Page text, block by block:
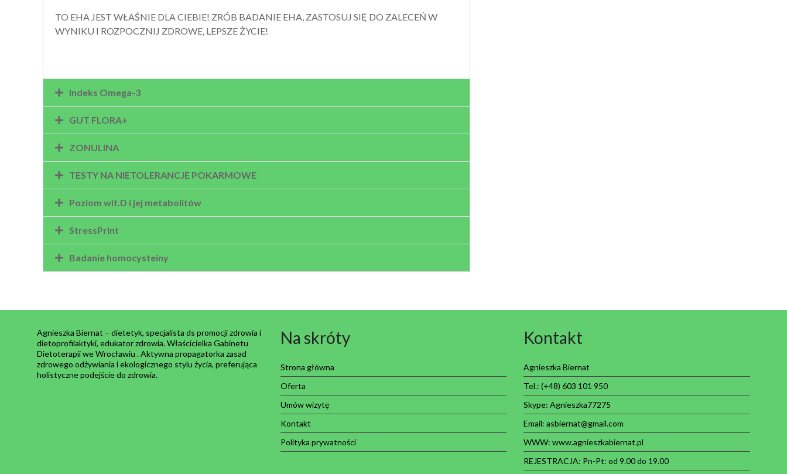
TO EHA JEST WŁAŚNIE DLA CIEBIE! ZRÓB BADANIE EHA, ZASTOSUJ SIĘ DO ZALECEŃ W
WYNIKU I ROZPOCZNIJ ZDROWE, LEPSZE ŻYCIE!
Indeks Omega-3
GUT FLORA+
ZONULINA
TESTY NA NIETOLERANCJE POKARMOWE
Poziom wit.D i jej metabolitów
StressPrint
Badanie homocysteiny
Agnieszka Biernat – dietetyk, specjalista ds promocji zdrowia i
dietoprofilaktyki, edukator zdrowia. Właścicielka Gabinetu
Dietoterapii we Wrocławiu . Aktywna propagatorka zasad
zdrowego odżywiania i ekologicznego stylu życia, preferująca
holistyczne podejście do zdrowia.
Na skróty
Strona główna
Oferta
Umów wizytę
Kontakt
Polityka prywatności
Kontakt
Agnieszka Biernat
Tel.: (+48) 603 101 950
Skype: Agnieszka77275
Email: asbiernat@gmail.com
WWW: www.agnieszkabiernat.pl
REJESTRACJA: Pn-Pt: od 9.00 do 19.00